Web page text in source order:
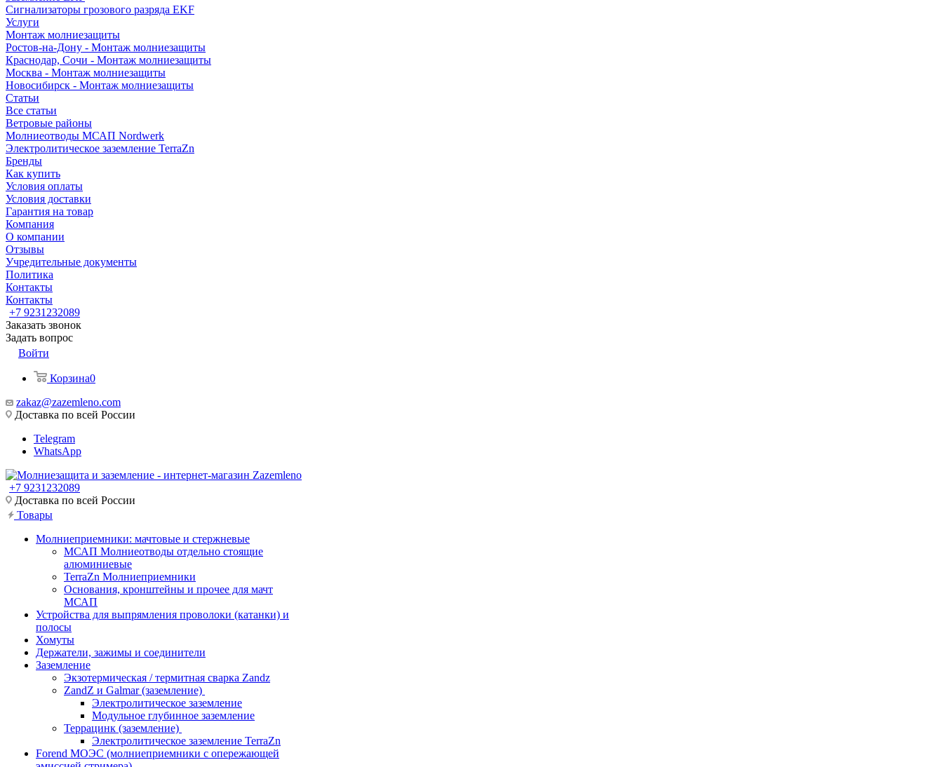
Сигнализаторы грозового разряда EKF
Услуги
Монтаж молниезащиты
Ростов-на-Дону - Монтаж молниезащиты
Краснодар, Сочи - Монтаж молниезащиты
Москва - Монтаж молниезащиты
Новосибирск - Монтаж молниезащиты
Статьи
Все статьи
Ветровые районы
Молниеотводы МСАП Nordwerk
Электролитическое заземление TerraZn
Бренды
Как купить
Условия оплаты
Условия доставки
Гарантия на товар
Компания
О компании
Отзывы
Учредительные документы
Политика
Контакты
Контакты
+7 9231232089
Заказать звонок
Задать вопрос
Войти
Корзина0
zakaz@zazemleno.com
Доставка по всей России
Telegram
WhatsApp
+7 9231232089
Доставка по всей России
Товары
Молниеприемники: мачтовые и стержневые
МСАП Молниеотводы отдельно стоящие
алюминиевые
TerraZn Молниеприемники
Основания, кронштейны и прочее для мачт
МСАП
Устройства для выпрямления проволоки (катанки) и
полосы
Хомуты
Держатели, зажимы и соединители
Заземление
Экзотермическая / термитная сварка Zandz
ZandZ и Galmar (заземление)
Электролитическое заземление
Модульное глубинное заземление
Террацинк (заземление)
Электролитическое заземление TerraZn
Forend МОЭС (молниеприемники с опережающей